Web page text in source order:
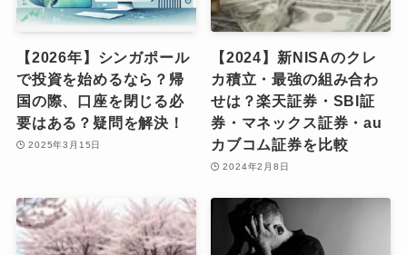
【2026年】シンガポール
で投資を始めるなら？帰
国の際、口座を閉じる必
要はある？疑問を解決！
2025年3月15日
【2024】新NISAのクレ
カ積立・最強の組み合わ
せは？楽天証券・SBI証
券・マネックス証券・au
カブコム証券を比較
2024年2月8日